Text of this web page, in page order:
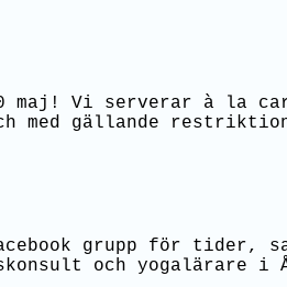
maj! Vi serverar à la
med gällande
grupp för tider,
och yogalärare i